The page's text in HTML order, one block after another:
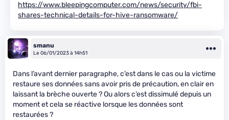
https://www.bleepingcomputer.com/news/security/fbi-
shares-technical-details-for-hive-ransomware/
smanu
Le 06/01/2023 à 14h51
Dans l’avant dernier paragraphe, c’est dans le cas ou la victime
restaure ses données sans avoir pris de précaution, en clair en
laissant la brèche ouverte ? Ou alors c’est dissimulé depuis un
moment et cela se réactive lorsque les données sont
restaurées ?